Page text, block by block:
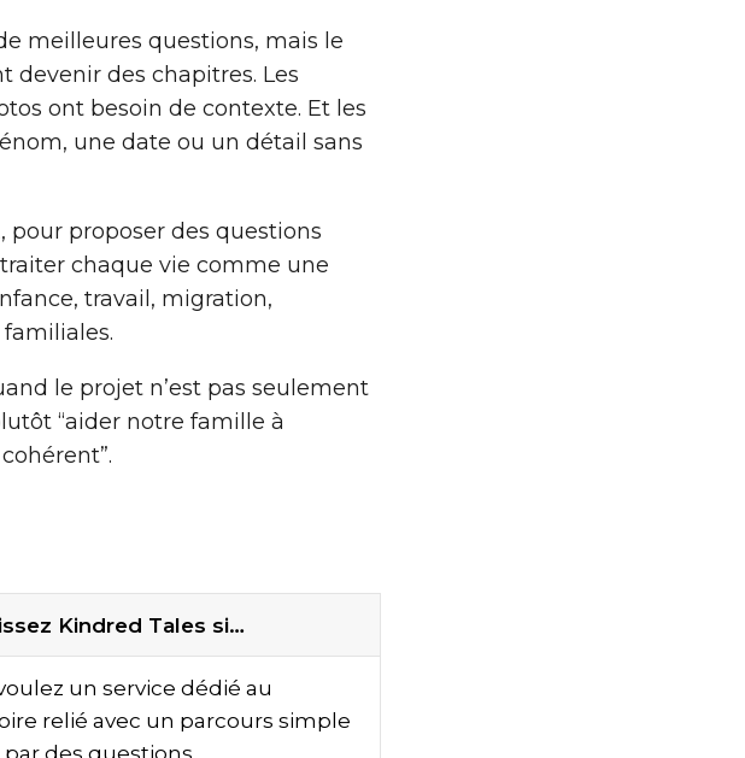
meilleures questions, mais le
devenir des chapitres. Les
ont besoin de contexte. Et les
une date ou un détail sans
pour proposer des questions
chaque vie comme une
travail, migration,
le projet n’est pas seulement
“aider notre famille à
Kindred Tales si…
un service dédié au
relié avec un parcours simple
des questions